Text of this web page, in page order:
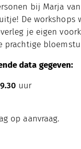
bij Marja van
De workshops
je eigen
data gegeven:
uur
op aanvraag.